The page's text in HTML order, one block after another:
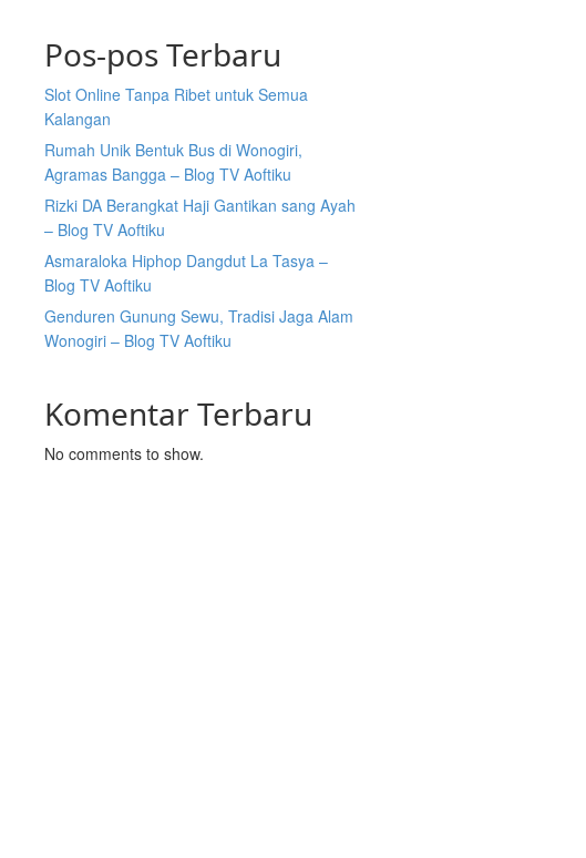
Pos-pos Terbaru
Slot Online Tanpa Ribet untuk Semua
Kalangan
Rumah Unik Bentuk Bus di Wonogiri,
Agramas Bangga – Blog TV Aoftiku
Rizki DA Berangkat Haji Gantikan sang Ayah
– Blog TV Aoftiku
Asmaraloka Hiphop Dangdut La Tasya –
Blog TV Aoftiku
Genduren Gunung Sewu, Tradisi Jaga Alam
Wonogiri – Blog TV Aoftiku
Komentar Terbaru
No comments to show.